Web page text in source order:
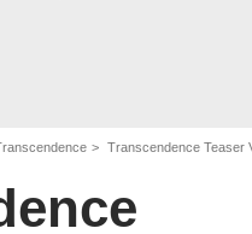
Transcendence Teaser